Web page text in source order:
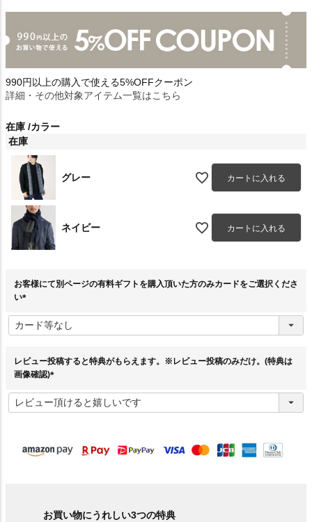
990円以上の購入で使える5%OFFクーポン
詳細・その他対象アイテム一覧はこちら
在庫 カラー
在庫
グレー カートに入れる
ネイビー カートに入れる
お客様にて別ページの有料ギフトを購入頂いた方のみカードをご選択くださ
い
必
須
レビュー投稿すると特典がもらえます。※レビュー投稿のみだけ。(特典は
画像確認)
必
須
お買い物にうれしい3つの特典